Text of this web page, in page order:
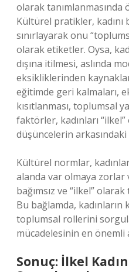
olarak
Kültürel pratikler,
sınırlayarak onu
olarak etiketler. Oysa,
dışına itilmesi, aslında
eksikliklerinden
eğitimde geri kalmaları,
kısıtlanması, toplumsal
faktörler, kadınları
düşüncelerin arkasındaki
Kültürel normlar,
alanda var olmaya zorlar
bağımsız ve “ilkel”
Bu bağlamda,
toplumsal rollerini
mücadelesinin en önemli
Sonuç: İlkel